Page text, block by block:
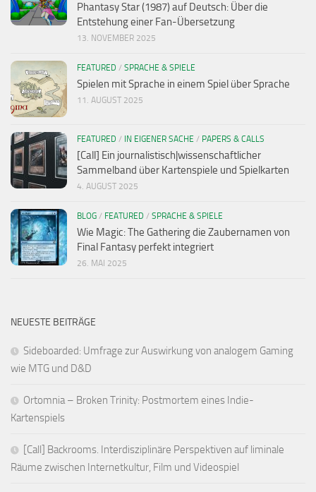
Phantasy Star (1987) auf Deutsch: Über die
Entstehung einer Fan-Übersetzung
13. NOVEMBER 2025
FEATURED / SPRACHE & SPIELE
Spielen mit Sprache in einem Spiel über Sprache
11. AUGUST 2025
FEATURED / IN EIGENER SACHE / PAPERS & CALLS
[Call] Ein journalistisch|wissenschaftlicher
Sammelband über Kartenspiele und Spielkarten
4. AUGUST 2025
BLOG / FEATURED / SPRACHE & SPIELE
Wie Magic: The Gathering die Zaubernamen von
Final Fantasy perfekt integriert
26. MAI 2025
NEUESTE BEITRÄGE
Sideboarded: Umfrage zur Auswirkung von analogem Gaming
wie MTG und D&D
Ortomnia – Broken Trinity: Postmortem eines Indie-
Kartenspiels
[Call] Backrooms. Interdisziplinäre Perspektiven auf liminale
Räume zwischen Internetkultur, Film und Videospiel